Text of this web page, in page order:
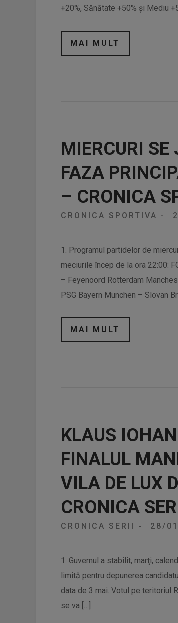
+20%, Sănătate +50% și Mediu
MAI MULT
MIERCURI
FAZA
– CRONICA
CRONICA SPORTIVA -
1. Programul partidelor de
meciurile încep de la ora 22:00:
– Feyenoord Rotterdam
PSG Bayern Munchen – Slovan
MAI MULT
KLAUS
FINALUL
VILA DE LUX
CRONICA
CRONICA SERII - 28/
1. Guvernul a stabilit, marţi,
limită pentru depunerea
data de 3 mai. Votul pe teritoriul
se va […]